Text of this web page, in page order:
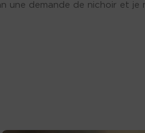
une demande de nichoir et je